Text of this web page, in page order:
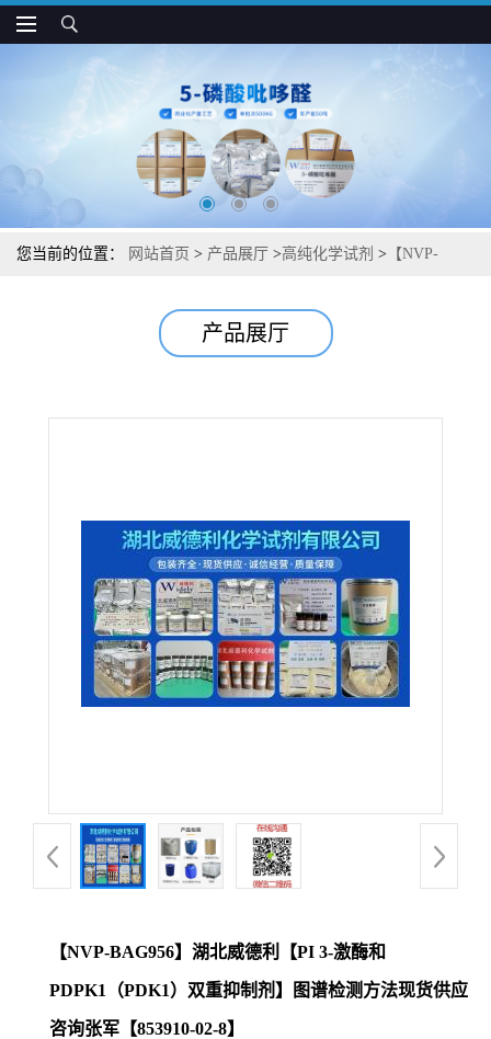
您当前的位置： 网站首页 > 产品展厅 >高纯化学试剂 > 【NVP-
图谱检测方法现货供应咨询张军【853910-02-8】
产品展厅
【NVP-BAG956】湖北威德利【PI 3-激酶和
PDPK1（PDK1）双重抑制剂】图谱检测方法现货供应
咨询张军【853910-02-8】